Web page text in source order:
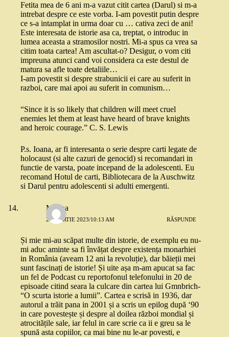
Fetita mea de 6 ani m-a vazut citit cartea (Darul) si m-a
intrebat despre ce este vorba. I-am povestit putin despre
ce s-a intamplat in urma doar cu … cativa zeci de ani!
Este interesata de istorie asa ca, treptat, o introduc in
lumea aceasta a stramosilor nostri. Mi-a spus ca vrea sa
citim toata cartea! Am ascultat-o? Desigur, o vom citi
impreuna atunci cand voi considera ca este destul de
matura sa afle toate detaliile…
I-am povestit si despre strabunicii ei care au suferit in
razboi, care mai apoi au suferit in comunism…
“Since it is so likely that children will meet cruel
enemies let them at least have heard of brave knights
and heroic courage.” C. S. Lewis
P.s. Ioana, ar fi interesanta o serie despre carti legate de
holocaust (si alte cazuri de genocid) si recomandari in
functie de varsta, poate incepand de la adolescenti. Eu
recomand Hotul de carti, Bibliotecara de la Auschwitz
si Darul pentru adolescenti si adulti emergenti.
Milena
22 MARTIE 2023/10:13 AM RĂSPUNDE
Și mie mi-au scăpat multe din istorie, de exemplu eu nu-
mi aduc aminte sa fi învățat despre existența monarhiei
in România (aveam 12 ani la revoluție), dar băieții mei
sunt fascinați de istorie! Și uite așa m-am apucat sa fac
un fel de Podcast cu reportofonul telefonului in 20 de
episoade citind seara la culcare din cartea lui Gmnbrich-
“O scurta istorie a lumii”. Cartea e scrisă in 1936, dar
autorul a trăit pana in 2001 și a scris un epilog după ‘90
in care povestește și despre al doilea război mondial și
atrocitățile sale, iar felul in care scrie ca ii e greu sa le
spună asta copiilor, ca mai bine nu le-ar povesti, e